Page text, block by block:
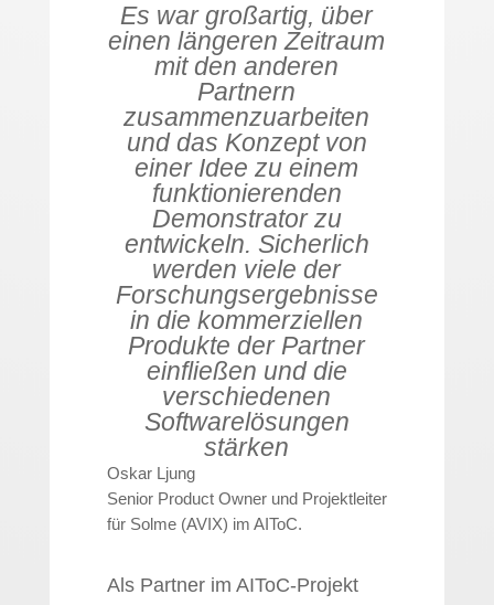
Es war großartig, über
einen längeren Zeitraum
mit den anderen
Partnern
zusammenzuarbeiten
und das Konzept von
einer Idee zu einem
funktionierenden
Demonstrator zu
entwickeln. Sicherlich
werden viele der
Forschungsergebnisse
in die kommerziellen
Produkte der Partner
einfließen und die
verschiedenen
Softwarelösungen
stärken
Oskar Ljung
Senior Product Owner und Projektleiter
für Solme (AVIX) im AIToC.
Als Partner im AIToC-Projekt